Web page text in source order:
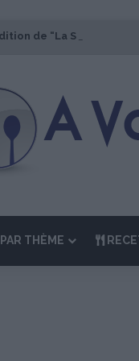
de “La Semaine
THÈME